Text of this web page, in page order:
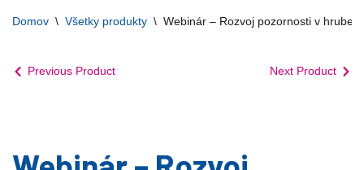
Domov \ Všetky produkty \ Webinár – Rozvoj pozornosti v hrubej
Previous Product Next Product